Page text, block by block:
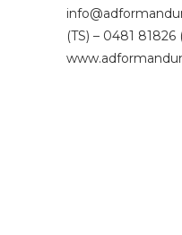
(TS) – 0481